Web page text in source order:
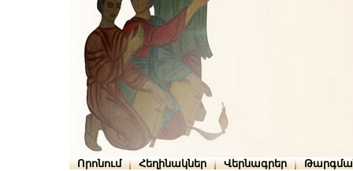
Որոնում Հեղինակներ Վերնագրեր